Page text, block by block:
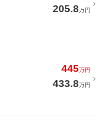
205.8万円
445万円
433.8万円